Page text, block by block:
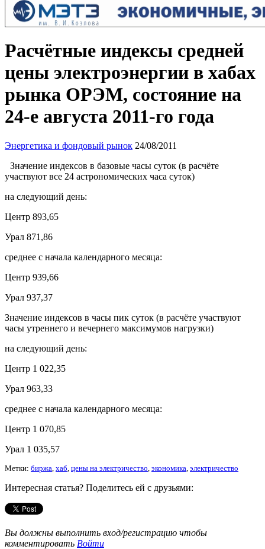
Расчётные индексы средней
цены электроэнергии в хабах
рынка ОРЭМ, состояние на
24-е августа 2011-го года
Энергетика и фондовый рынок 24/08/2011
Значение индексов в базовые часы суток (в расчёте
участвуют все 24 астрономических часа суток)
на следующий день:
Центр 893,65
Урал 871,86
среднее с начала календарного месяца:
Центр 939,66
Урал 937,37
Значение индексов в часы пик суток (в расчёте участвуют
часы утреннего и вечернего максимумов нагрузки)
на следующий день:
Центр 1 022,35
Урал 963,33
среднее с начала календарного месяца:
Центр 1 070,85
Урал 1 035,57
Метки: биржа, хаб, цены на электричество, экономика, электричество
Интересная статья? Поделитесь ей с друзьями:
Вы должны выполнить вход/регистрацию чтобы
комментировать Войти